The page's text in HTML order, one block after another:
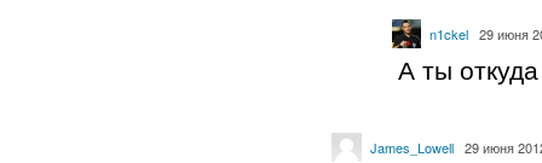
n1ckel 29 июня
А ты
James_Lowell 29 июня